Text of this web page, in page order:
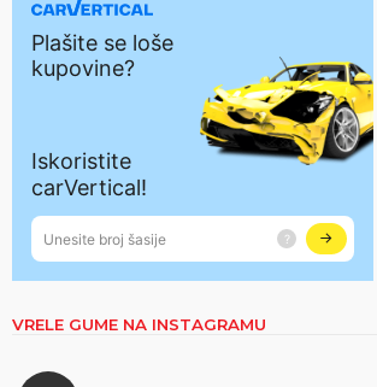
VRELE GUME NA INSTAGRAMU